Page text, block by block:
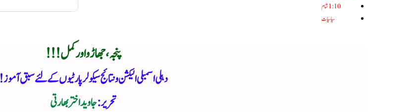
1:10 شام
سیاسیات
پنجہ، جھاڑو اور کمل !!!
دہلی اسمبلی الیکشن و نتائج سیکولر پارٹیوں کے لئے سبق آموز!
تحریر:جاوید اختر بھارتی